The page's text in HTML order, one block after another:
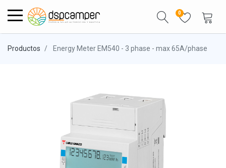
0
Productos Energy Meter EM540 - 3 phase - max 65A/phase